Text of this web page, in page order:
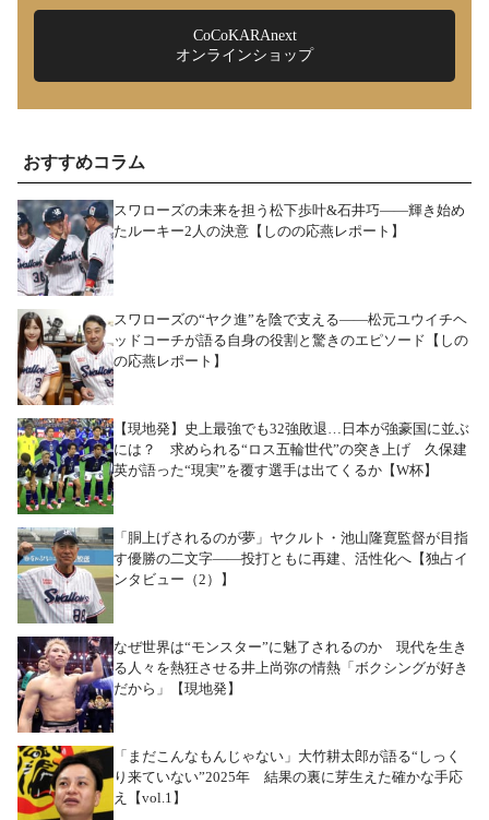
CoCoKARAnext
オンラインショップ
おすすめコラム
スワローズの未来を担う松下歩叶&石井巧――輝き始め
たルーキー2人の決意【しのの応燕レポート】
スワローズの“ヤク進”を陰で支える――松元ユウイチヘ
ッドコーチが語る自身の役割と驚きのエピソード【しの
の応燕レポート】
【現地発】史上最強でも32強敗退…日本が強豪国に並ぶ
には？ 求められる“ロス五輪世代”の突き上げ 久保建
英が語った“現実”を覆す選手は出てくるか【W杯】
「胴上げされるのが夢」ヤクルト・池山隆寛監督が目指
す優勝の二文字――投打ともに再建、活性化へ【独占イ
ンタビュー（2）】
なぜ世界は“モンスター”に魅了されるのか 現代を生き
る人々を熱狂させる井上尚弥の情熱「ボクシングが好き
だから」【現地発】
「まだこんなもんじゃない」大竹耕太郎が語る“しっく
り来ていない”2025年 結果の裏に芽生えた確かな手応
え【vol.1】